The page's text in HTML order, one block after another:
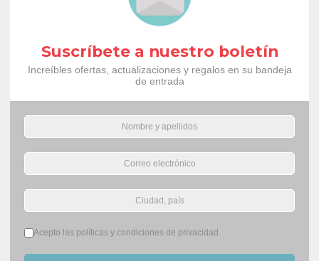
Suscríbete a nuestro boletín
Increíbles ofertas, actualizaciones y regalos en su bandeja
de entrada
Términos del servicio*
Acepto las políticas y condiciones de privacidad.